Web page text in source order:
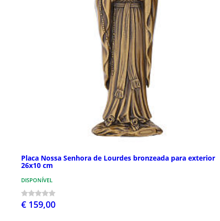
Placa Nossa Senhora de Lourdes bronzeada para exterior
26x10 cm
DISPONÍVEL
€ 159,00